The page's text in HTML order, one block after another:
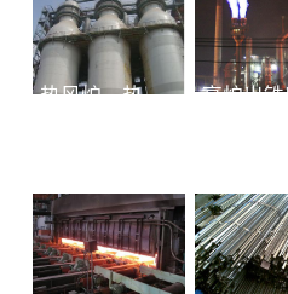
热风炉、热风总管